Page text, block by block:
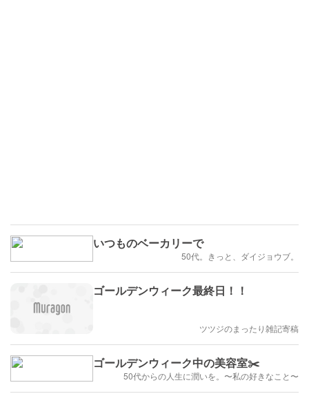
いつものベーカリーで
50代。きっと、ダイジョウブ。
ゴールデンウィーク最終日！！
ツツジのまったり雑記寄稿
ゴールデンウィーク中の美容室✂️
50代からの人生に潤いを。〜私の好きなこと〜